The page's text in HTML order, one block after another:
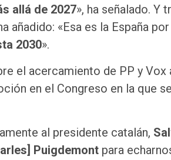
allá de 2027», ha señalado. Y
añadido: «Esa es la España
2030».
el acercamiento de PP y
en el Congreso en la que
al presidente catalán,
Puigdemont para